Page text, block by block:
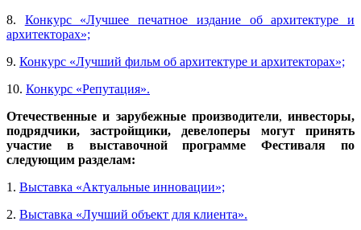
8. Конкурс «Лучшее печатное издание об архитектуре и
архитекторах»;
9. Конкурс «Лучший фильм об архитектуре и архитекторах»;
10. Конкурс «Репутация».
Отечественные и зарубежные производители, инвесторы,
подрядчики, застройщики, девелоперы могут принять
участие в выставочной программе Фестиваля по
следующим разделам:
1. Выставка «Актуальные инновации»;
2. Выставка «Лучший объект для клиента».